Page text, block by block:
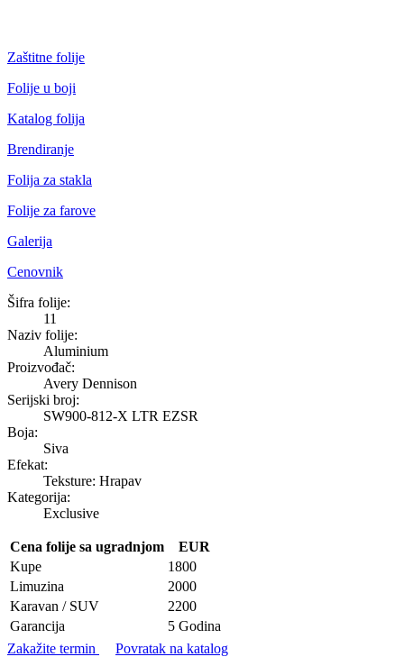
Zaštitne folije
Folije u boji
Katalog folija
Brendiranje
Folija za stakla
Folije za farove
Galerija
Cenovnik
Aluminium
Šifra folije:
11
Naziv folije:
Aluminium
Proizvođač:
Avery Dennison
Serijski broj:
SW900-812-X LTR EZSR
Boja:
Siva
Efekat:
Teksture: Hrapav
Kategorija:
Exclusive
Cena folije sa ugradnjom
EUR
Kupe
1800
Limuzina
2000
Karavan / SUV
2200
Garancija
5 Godina
Zakažite termin
Povratak na katalog